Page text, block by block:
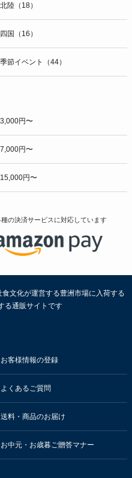
北陸（18）
四国（16）
季節イベント（44）
3,000円〜
7,000円〜
15,000円〜
の決済サービスに対応しています
文化が運営する豊洲市場に入荷する
る通販サイトです
お客様情報の登録
よくあるご質問
送料・商品のお届け
お中元・お歳暮ご贈答マナー